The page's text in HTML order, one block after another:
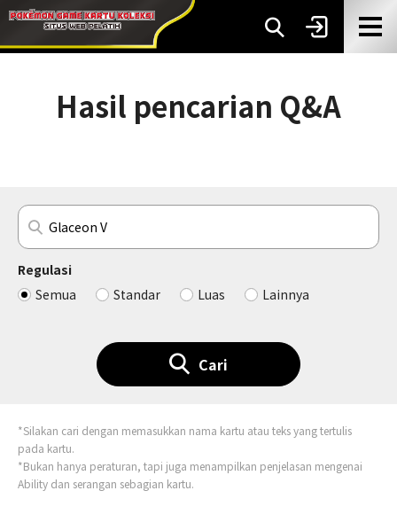
Hasil pencarian Q&A
Regulasi
Semua
Standar Luas Lainnya
Cari
*Silakan cari dengan memasukkan nama kartu atau teks yang tertulis
pada kartu.
*Bukan hanya peraturan, tapi juga menampilkan penjelasan mengenai
Ability dan serangan sebagian kartu.